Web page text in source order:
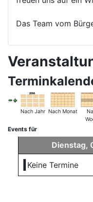
Das Team vom
Nach Jahr Nach Monat
Events für
Dienstag,
Keine Termine